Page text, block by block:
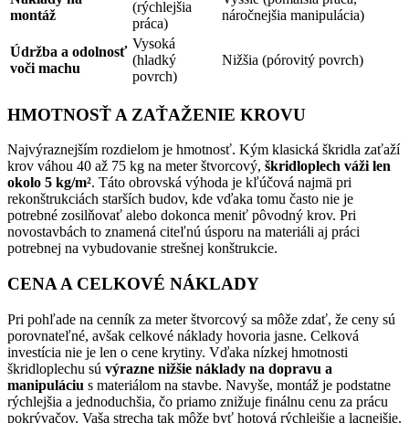
montáž
(rýchlejšia
práca)
náročnejšia manipulácia)
Údržba a odolnosť
voči machu
Vysoká
(hladký
povrch)
Nižšia (pórovitý povrch)
HMOTNOSŤ A ZAŤAŽENIE KROVU
Najvýraznejším rozdielom je hmotnosť. Kým klasická škridla zaťaží
krov váhou 40 až 75 kg na meter štvorcový, škridloplech váži len
okolo 5 kg/m². Táto obrovská výhoda je kľúčová najmä pri
rekonštrukciách starších budov, kde vďaka tomu často nie je
potrebné zosilňovať alebo dokonca meniť pôvodný krov. Pri
novostavbách to znamená citeľnú úsporu na materiáli aj práci
potrebnej na vybudovanie strešnej konštrukcie.
CENA A CELKOVÉ NÁKLADY
Pri pohľade na cenník za meter štvorcový sa môže zdať, že ceny sú
porovnateľné, avšak celkové náklady hovoria jasne. Celková
investícia nie je len o cene krytiny. Vďaka nízkej hmotnosti
škridloplechu sú výrazne nižšie náklady na dopravu a
manipuláciu s materiálom na stavbe. Navyše, montáž je podstatne
rýchlejšia a jednoduchšia, čo priamo znižuje finálnu cenu za prácu
pokrývačov. Vaša strecha tak môže byť hotová rýchlejšie a lacnejšie.